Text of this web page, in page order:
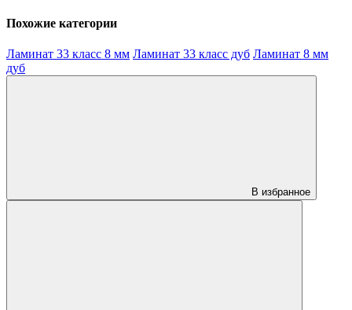
Похожие категории
Ламинат 33 класс 8 мм Ламинат 33 класс дуб Ламинат 8 мм
дуб
В избранное